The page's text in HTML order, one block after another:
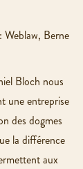
Berne
Bloch nous
une entreprise
des dogmes
la différence
aux